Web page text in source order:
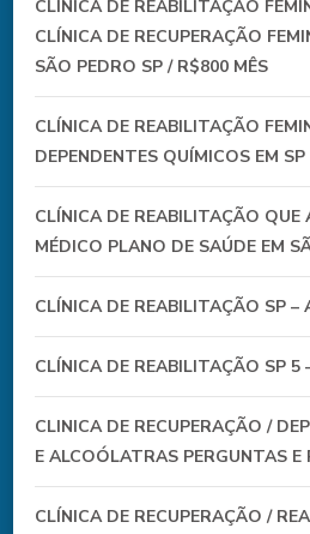
CLÍNICA DE REABILITAÇÃO
CLÍNICA DE RECUPERAÇÃO
SÃO PEDRO SP / R$800 MÊS
CLÍNICA DE REABILITAÇÃO
DEPENDENTES QUÍMICOS EM SP
CLÍNICA DE REABILITAÇÃO QUE
MÉDICO PLANO DE SAÚDE EM
CLÍNICA DE REABILITAÇÃO SP –
CLÍNICA DE REABILITAÇÃO SP 5
CLINICA DE RECUPERAÇÃO /
E ALCOÓLATRAS PERGUNTAS E
CLÍNICA DE RECUPERAÇÃO /